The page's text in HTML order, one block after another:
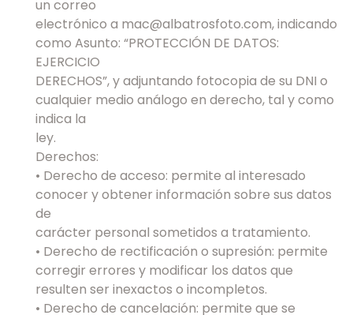
un correo
electrónico a mac@albatrosfoto.com, indicando
como Asunto: “PROTECCIÓN DE DATOS:
EJERCICIO
DERECHOS”, y adjuntando fotocopia de su DNI o
cualquier medio análogo en derecho, tal y como
indica la
ley.
Derechos:
• Derecho de acceso: permite al interesado
conocer y obtener información sobre sus datos
de
carácter personal sometidos a tratamiento.
• Derecho de rectificación o supresión: permite
corregir errores y modificar los datos que
resulten ser inexactos o incompletos.
• Derecho de cancelación: permite que se